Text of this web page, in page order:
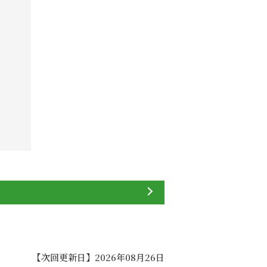
【次回更新日】2026年08月26日